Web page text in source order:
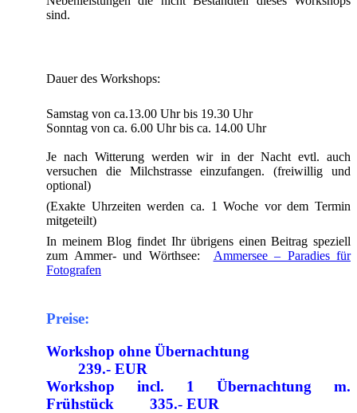
sind.
Dauer des Workshops:
Samstag von ca.13.00 Uhr bis 19.30 Uhr
Sonntag von ca. 6.00 Uhr bis ca. 14.00 Uhr
Je nach Witterung werden wir in der Nacht evtl. auch
versuchen die Milchstrasse einzufangen. (freiwillig und
optional)
(Exakte Uhrzeiten werden ca. 1 Woche vor dem Termin
mitgeteilt)
In meinem Blog findet Ihr übrigens einen Beitrag speziell
zum Ammer- und Wörthsee: Ammersee – Paradies für
Fotografen
Preise:
Workshop ohne Übernachtung
239.- EUR
Workshop incl. 1 Übernachtung m.
Frühstück 335.- EUR